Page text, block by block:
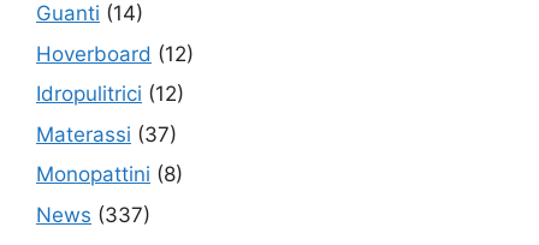
Guanti (14)
Hoverboard (12)
Idropulitrici (12)
Materassi (37)
Monopattini (8)
News (337)